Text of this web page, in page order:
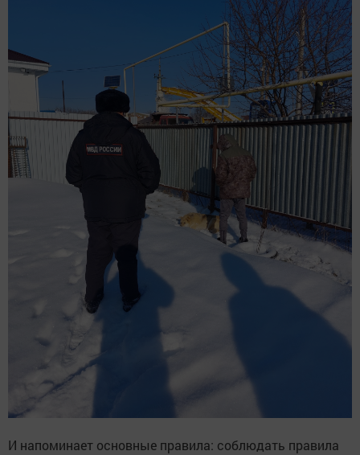
И напоминает основные правила: соблюдать правила